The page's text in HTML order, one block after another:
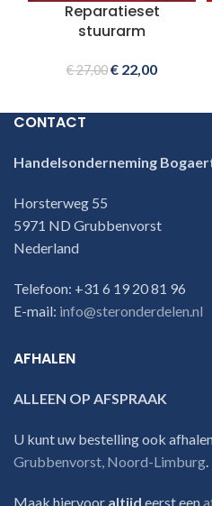
Reparatieset
stuurarm
€27,00€ 22,00
CONTACT
Handelsonderneming
Horsterweg 55
5971 ND Grubbenvorst
Nederland
Telefoon: +31 6 19 20 81 96
E-mail: info@steronderdelen.nl
AFHALEN
ALLEEN OP AFSPRAAK
U kunt uw bestelling ook
Grubbenvorst, Noord-Limburg.
Maak hiervoor altijd eerst een